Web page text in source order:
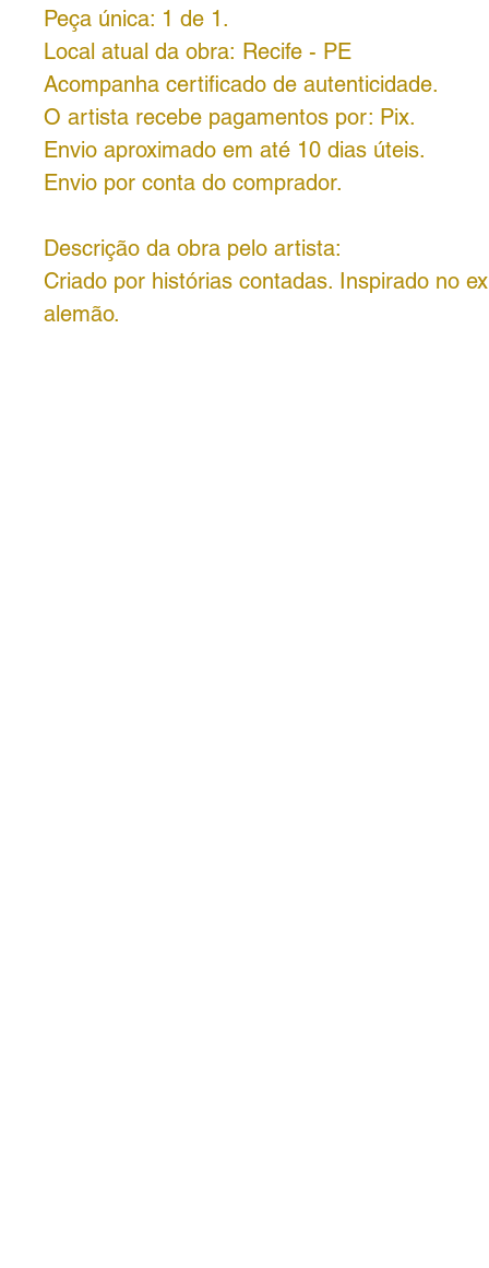
Peça única: 1 de 1.
Local atual da obra: Recife - PE
Acompanha certificado de autenticidade.
O artista recebe pagamentos por: Pix.
Envio aproximado em até 10 dias úteis.
Envio por conta do comprador.
Descrição da obra pelo artista:
Criado por histórias contadas. Inspirado no
alemão.